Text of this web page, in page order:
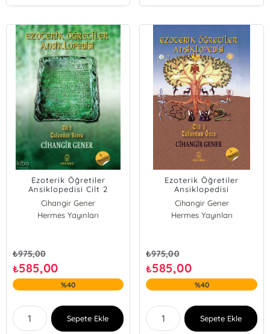
Ezoterik Öğretiler
Ansiklopedisi Cilt 2
Cihangir Gener
Hermes Yayınları
₺975,00
₺585,00
%40
Sepete Ekle
Ezoterik Öğretiler
Ansiklopedisi
Cihangir Gener
Hermes Yayınları
₺975,00
₺585,00
%40
Sepete Ekle